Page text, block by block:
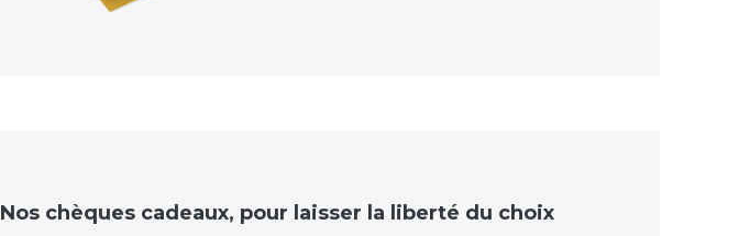
Nos chèques cadeaux, pour laisser la liberté du choix